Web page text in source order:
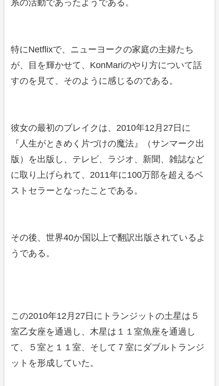
系の活動であったようである。
特にNetflixで、ニューヨークの家庭の主婦たち
が、目を輝かせて、KonMariのやり方について話
すのを見て、そのように感じるのである。
彼女の最初のブレイクは、2010年12月27日に
『人生がときめく片づけの魔法』（サンマーク出
版）を出版し、テレビ、ラジオ、新聞、雑誌など
に取り上げられて、2011年に100万部を超えるベ
ストセラーとなったことである。
その後、世界40か国以上で翻訳出版されているよ
うである。
この2010年12月27日にトランジットの土星は５
室乙女座を通過し、木星は１１室魚座を通過し
て、５室と１１室、そして７室にダブルトランジ
ットを形成していた。